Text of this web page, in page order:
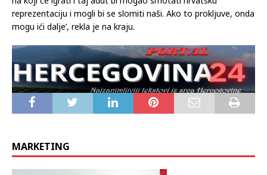
reprezentaciju i mogli bi se slomiti naši. Ako to prokljuve, onda
mogu ići dalje’, rekla je na kraju.
MARKETING